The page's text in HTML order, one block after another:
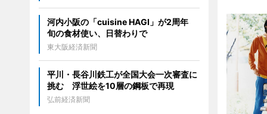
河内小阪の「cuisine HAGI」が2周年
旬の食材使い、日替わりで
東大阪経済新聞
平川・長谷川鉄工が全国大会一次審査に
挑む 浮世絵を10層の鋼板で再現
弘前経済新聞